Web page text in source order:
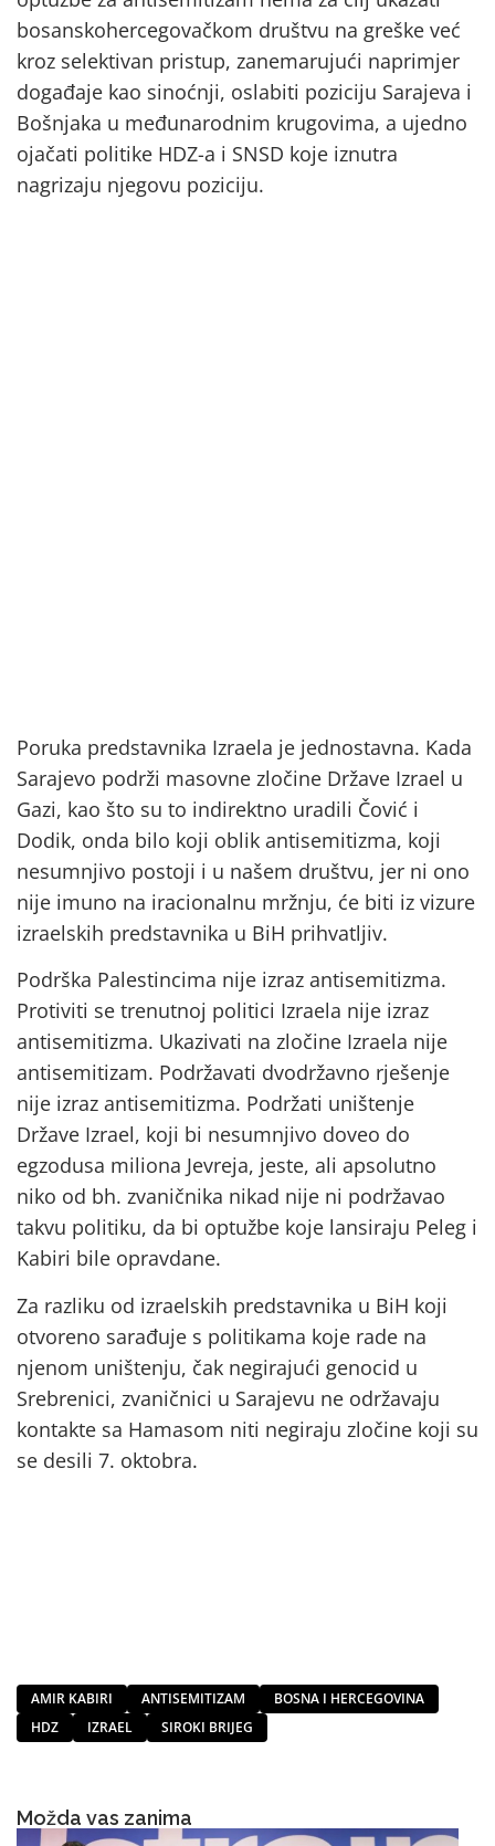
bosanskohercegovačkom društvu na greške već
kroz selektivan pristup, zanemarujući naprimjer
događaje kao sinoćnji, oslabiti poziciju Sarajeva i
Bošnjaka u međunarodnim krugovima, a ujedno
ojačati politike HDZ-a i SNSD koje iznutra
nagrizaju njegovu poziciju.
Poruka predstavnika Izraela je jednostavna. Kada
Sarajevo podrži masovne zločine Države Izrael u
Gazi, kao što su to indirektno uradili Čović i
Dodik, onda bilo koji oblik antisemitizma, koji
nesumnjivo postoji i u našem društvu, jer ni ono
nije imuno na iracionalnu mržnju, će biti iz vizure
izraelskih predstavnika u BiH prihvatljiv.
Podrška Palestincima nije izraz antisemitizma.
Protiviti se trenutnoj politici Izraela nije izraz
antisemitizma. Ukazivati na zločine Izraela nije
antisemitizam. Podržavati dvodržavno rješenje
nije izraz antisemitizma. Podržati uništenje
Države Izrael, koji bi nesumnjivo doveo do
egzodusa miliona Jevreja, jeste, ali apsolutno
niko od bh. zvaničnika nikad nije ni podržavao
takvu politiku, da bi optužbe koje lansiraju Peleg i
Kabiri bile opravdane.
Za razliku od izraelskih predstavnika u BiH koji
otvoreno sarađuje s politikama koje rade na
njenom uništenju, čak negirajući genocid u
Srebrenici, zvaničnici u Sarajevu ne održavaju
kontakte sa Hamasom niti negiraju zločine koji su
se desili 7. oktobra.
AMIR KABIRI ANTISEMITIZAM
BOSNA I HERCEGOVINA
HDZ
IZRAEL SIROKI BRIJEG
Možda vas zanima